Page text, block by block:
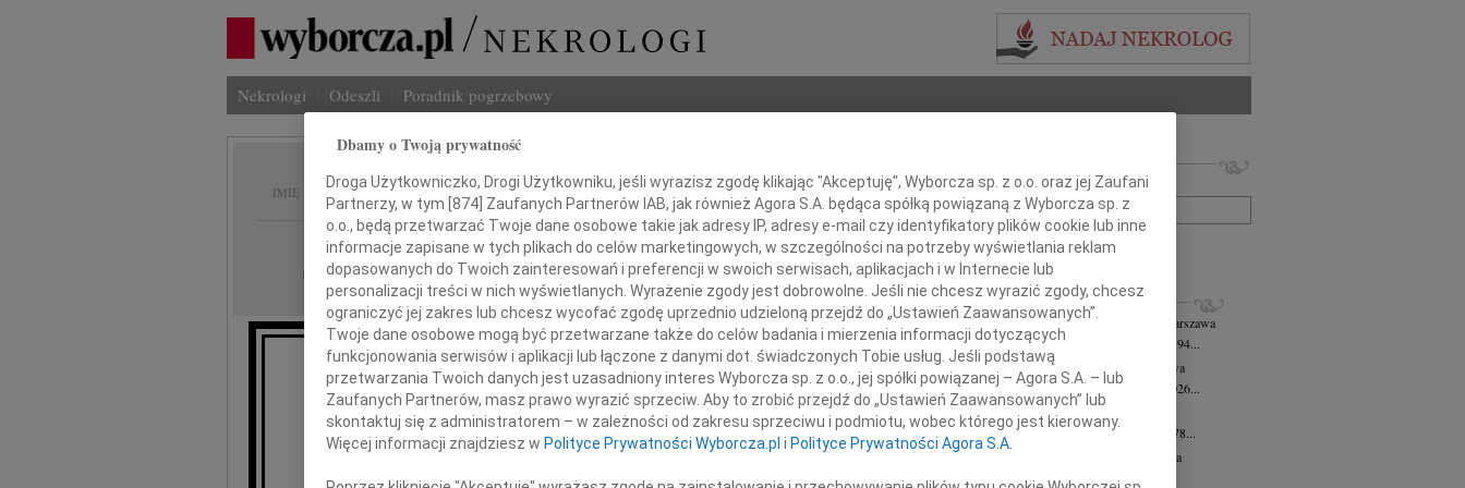
Nekrologi Odeszli Poradnik pogrzebowy
IMIĘ I NAZWISKO: Katarzyna Kriews
REGION: Warszawa
DATA EMISJI: 13.05.2026
Z ogromnym smutkiem zawiadamiamy, że 5 maja 2026 roku zmarła
nasza najukochańsza Mama, Siostra i Przyjaciółka
Imię i nazwisko lub numer ogłoszenia:
+ szukanie zaawansowane
INNE NEKROLOGI
Jerzy Downarowicz wiek: 94
Warszawa
W dniu 1 sierpnia 2026 roku zmarł w wieku 94...
Krystyna Czerny-Latek
Warszawa
Z żalem zawiadamiamy, że dnia 3 sierpnia 2026...
Ewa Wolińska-Witort
W dniu 31 lipca 2026 roku zmarła w wieku 78...
Małgorzata Kościelska
Warszawa
Z wielkim bólem zawiadamiamy, że 3...
Dbamy o Twoją prywatność
Droga Użytkowniczko, Drogi Użytkowniku, jeśli wyrazisz zgodę klikając "Akceptuję", Wyborcza sp. z o.o. oraz jej Zaufani
Partnerzy, w tym [874] Zaufanych Partnerów IAB, jak również Agora S.A. będąca spółką powiązaną z Wyborcza sp. z
o.o., będą przetwarzać Twoje dane osobowe takie jak adresy IP, adresy e-mail czy identyfikatory plików cookie lub inne
informacje zapisane w tych plikach do celów marketingowych, w szczególności na potrzeby wyświetlania reklam
dopasowanych do Twoich zainteresowań i preferencji w swoich serwisach, aplikacjach i w Internecie lub
personalizacji treści w nich wyświetlanych. Wyrażenie zgody jest dobrowolne. Jeśli nie chcesz wyrazić zgody, chcesz
ograniczyć jej zakres lub chcesz wycofać zgodę uprzednio udzieloną przejdź do „Ustawień Zaawansowanych”.
Twoje dane osobowe mogą być przetwarzane także do celów badania i mierzenia informacji dotyczących
funkcjonowania serwisów i aplikacji lub łączone z danymi dot. świadczonych Tobie usług. Jeśli podstawą
przetwarzania Twoich danych jest uzasadniony interes Wyborcza sp. z o.o., jej spółki powiązanej – Agora S.A. – lub
Zaufanych Partnerów, masz prawo wyrazić sprzeciw. Aby to zrobić przejdź do „Ustawień Zaawansowanych” lub
skontaktuj się z administratorem – w zależności od zakresu sprzeciwu i podmiotu, wobec którego jest kierowany.
Więcej informacji znajdziesz w Polityce Prywatności Wyborcza.pl i Polityce Prywatności Agora S.A.